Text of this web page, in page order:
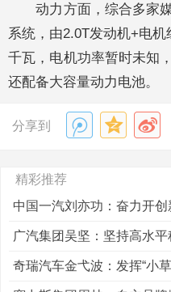
动力方面，综合多家媒
系统，由2.0T发动机+电
千瓦，电机功率暂时未知
还配备大容量动力电池。
分享到
精彩推荐
中国一汽刘亦功：奋力开
广汽集团吴坚：坚持高水平
奇瑞汽车金弋波：发挥“小